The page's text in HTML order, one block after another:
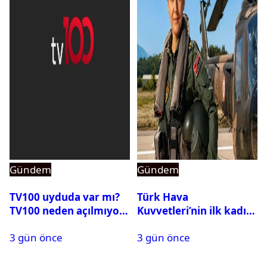
Gündem
TV100 uyduda var mı?
TV100 neden açılmıyor?
3 gün önce
Gündem
Türk Hava
Kuvvetleri’nin ilk kadın
Karapınar hakkında
3 gün önce